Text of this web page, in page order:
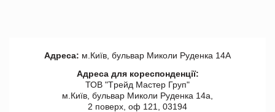
Адреса: м.Київ, бульвар Миколи Руденка 14А
Адреса для кореспонденції:
ТОВ "Tрейд Мастер Груп"
м.Київ, бульвар Миколи Руденка 14а,
2 поверх, оф 121, 03194